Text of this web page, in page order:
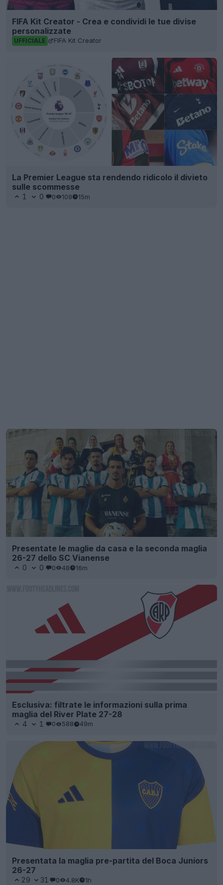
FIFA Kit Creator - Crea e condividi le tue divise
personalizzate
UFFICIALE FIFA Kit Creator
La Premier League sta rendendo ridicolo il divieto
sulle scommesse
1 0 0 109 15m
Presentate le maglie da casa e la seconda maglia
26-27 dello SC Vianense
0 0 0 48 16m
Esclusiva: filtrate le informazioni sulla prima
maglia del River Plate 27-28
4 1 0 588 49m
Presentata la maglia pre-partita del Boca Juniors
26-27
29 31 0 4.8K 1h